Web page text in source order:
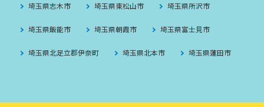
埼玉県志木市 埼玉県東松山市 埼玉県所沢市
埼玉県飯能市 埼玉県朝霞市 埼玉県富士見市
埼玉県北足立郡伊奈町 埼玉県北本市 埼玉県蓮田市